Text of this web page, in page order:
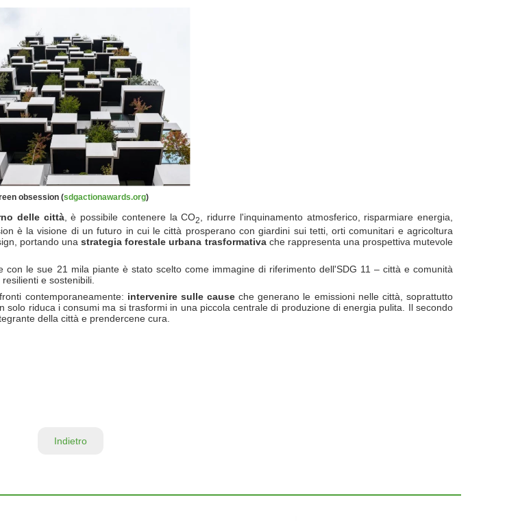
obsession (sdgactionawards.org)
delle città, è possibile contenere la CO2
, ridurre l'inquinamento atmosferico, risparmiare energia,
è la visione di un futuro in cui le città prosperano con giardini sui tetti, orti comunitari e agricoltura
portando unastrategia forestale urbana trasformativache rappresenta una prospettiva mutevole
con le sue 21 mila piante è stato scelto come immagine di riferimento dell'SDG 11 – città e comunità
e sostenibili.
contemporaneamente: intervenire sulle cause che generano le emissioni nelle città, soprattutto
riduca i consumi ma si trasformi in una piccola centrale di produzione di energia pulita. Il secondo
della città e prendercene cura.
Indietro